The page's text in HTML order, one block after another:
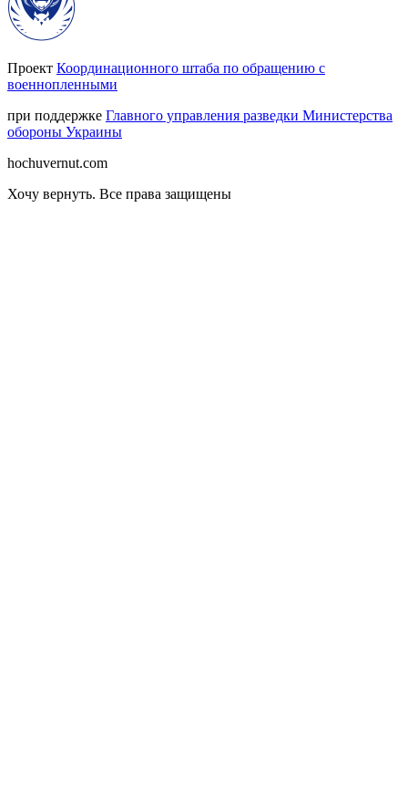
Проект Координационного штаба по обращению с
военнопленными
при поддержке Главного управления разведки Министерства
обороны Украины
hochuvernut.com
Хочу вернуть. Все права защищены